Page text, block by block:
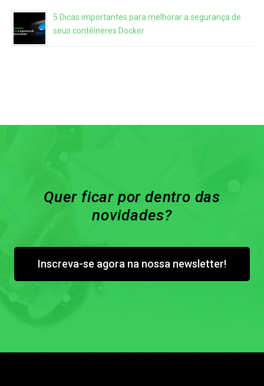
5 Dicas importantes para melhorar a segurança de
seus contêineres Docker
Quer ficar por dentro das
novidades?
Inscreva-se agora na nossa newsletter!